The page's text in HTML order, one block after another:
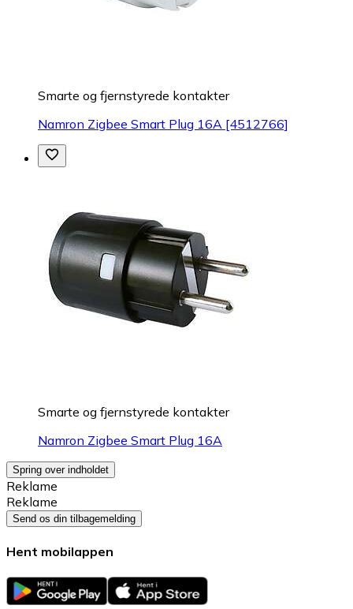
Smarte og fjernstyrede kontakter
Namron Zigbee Smart Plug 16A [4512766]
Smarte og fjernstyrede kontakter
Namron Zigbee Smart Plug 16A
Spring over indholdet
Reklame
Reklame
Send os din tilbagemelding
Hent mobilappen